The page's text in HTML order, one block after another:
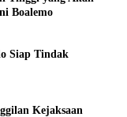
Boalemo
Siap Tindak
Kejaksaan